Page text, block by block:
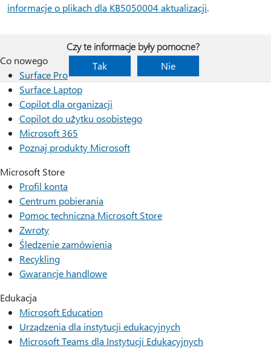
informacje o plikach dla KB5050004 aktualizacji.
Czy te informacje były pomocne?
Tak
Nie
Co nowego
Surface Pro
Surface Laptop
Copilot dla organizacji
Copilot do użytku osobistego
Microsoft 365
Poznaj produkty Microsoft
Microsoft Store
Profil konta
Centrum pobierania
Pomoc techniczna Microsoft Store
Zwroty
Śledzenie zamówienia
Recykling
Gwarancje handlowe
Edukacja
Microsoft Education
Urządzenia dla instytucji edukacyjnych
Microsoft Teams dla Instytucji Edukacyjnych